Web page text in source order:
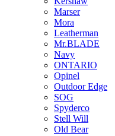
Marser
Mora
Leatherman
Mr.BLADE
Navy
ONTARIO
Opinel
Outdoor Edge
SOG
Spyderco
Stell Will
Old Bear